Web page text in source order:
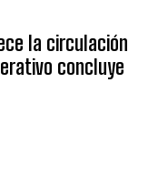
la circulación
concluye